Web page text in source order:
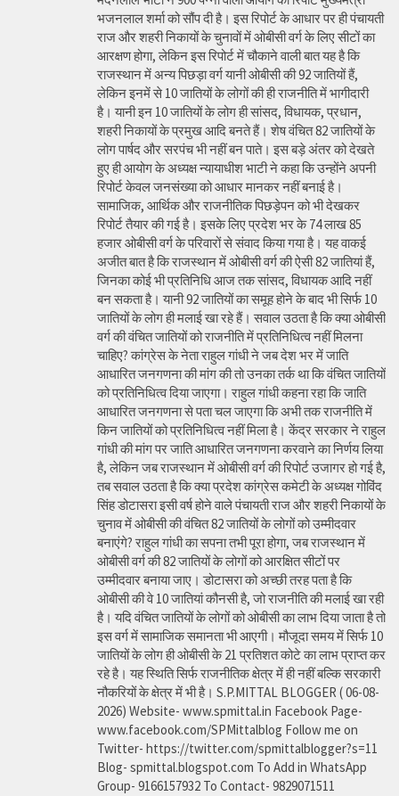
भजनलाल शर्मा को सौंप दी है। इस रिपोर्ट के आधार पर ही पंचायती
राज और शहरी निकायों के चुनावों में ओबीसी वर्ग के लिए सीटों का
आरक्षण होगा, लेकिन इस रिपोर्ट में चौकाने वाली बात यह है कि
राजस्थान में अन्य पिछड़ा वर्ग यानी ओबीसी की 92 जातियों हैं,
लेकिन इनमें से 10 जातियों के लोगों की ही राजनीति में भागीदारी
है। यानी इन 10 जातियों के लोग ही सांसद, विधायक, प्रधान,
शहरी निकायों के प्रमुख आदि बनते हैं। शेष वंचित 82 जातियों के
लोग पार्षद और सरपंच भी नहीं बन पाते। इस बड़े अंतर को देखते
हुए ही आयोग के अध्यक्ष न्यायाधीश भाटी ने कहा कि उन्होंने अपनी
रिपोर्ट केवल जनसंख्या को आधार मानकर नहीं बनाई है।
सामाजिक, आर्थिक और राजनीतिक पिछड़ेपन को भी देखकर
रिपोर्ट तैयार की गई है। इसके लिए प्रदेश भर के 74 लाख 85
हजार ओबीसी वर्ग के परिवारों से संवाद किया गया है। यह वाकई
अजीत बात है कि राजस्थान में ओबीसी वर्ग की ऐसी 82 जातियां हैं,
जिनका कोई भी प्रतिनिधि आज तक सांसद, विधायक आदि नहीं
बन सकता है। यानी 92 जातियों का समूह होने के बाद भी सिर्फ 10
जातियों के लोग ही मलाई खा रहे हैं। सवाल उठता है कि क्या ओबीसी
वर्ग की वंचित जातियों को राजनीति में प्रतिनिधित्व नहीं मिलना
चाहिए? कांग्रेस के नेता राहुल गांधी ने जब देश भर में जाति
आधारित जनगणना की मांग की तो उनका तर्क था कि वंचित जातियों
को प्रतिनिधित्व दिया जाएगा। राहुल गांधी कहना रहा कि जाति
आधारित जनगणना से पता चल जाएगा कि अभी तक राजनीति में
किन जातियों को प्रतिनिधित्व नहीं मिला है। केंद्र सरकार ने राहुल
गांधी की मांग पर जाति आधारित जनगणना करवाने का निर्णय लिया
है, लेकिन जब राजस्थान में ओबीसी वर्ग की रिपोर्ट उजागर हो गई है,
तब सवाल उठता है कि क्या प्रदेश कांग्रेस कमेटी के अध्यक्ष गोविंद
सिंह डोटासरा इसी वर्ष होने वाले पंचायती राज और शहरी निकायों के
चुनाव में ओबीसी की वंचित 82 जातियों के लोगों को उम्मीदवार
बनाएंगे? राहुल गांधी का सपना तभी पूरा होगा, जब राजस्थान में
ओबीसी वर्ग की 82 जातियों के लोगों को आरक्षित सीटों पर
उम्मीदवार बनाया जाए। डोटासरा को अच्छी तरह पता है कि
ओबीसी की वे 10 जातियां कौनसी है, जो राजनीति की मलाई खा रही
है। यदि वंचित जातियों के लोगों को ओबीसी का लाभ दिया जाता है तो
इस वर्ग में सामाजिक समानता भी आएगी। मौजूदा समय में सिर्फ 10
जातियों के लोग ही ओबीसी के 21 प्रतिशत कोटे का लाभ प्राप्त कर
रहे है। यह स्थिति सिर्फ राजनीतिक क्षेत्र में ही नहीं बल्कि सरकारी
नौकरियों के क्षेत्र में भी है। S.P.MITTAL BLOGGER ( 06-08-
2026) Website- www.spmittal.in Facebook Page-
www.facebook.com/SPMittalblog Follow me on
Twitter- https://twitter.com/spmittalblogger?s=11
Blog- spmittal.blogspot.com To Add in WhatsApp
Group- 9166157932 To Contact- 9829071511